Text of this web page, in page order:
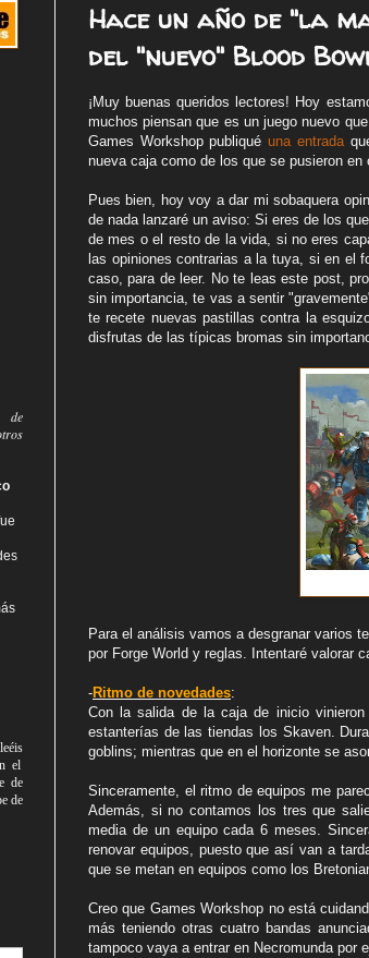
Hace un año de "la
del "nuevo" Blood
¡Muy buenas queridos lectores! Hoy
muchos piensan que es un juego nuevo
Games Workshop publiquéuna entrada
nueva caja como de los que se pusieron en
Pues bien, hoy voy a dar mi sobaquera
de nada lanzaré un aviso: Si eres de los
de mes o el resto de la vida, si no eres
las opiniones contrarias a la tuya, si en el
caso, para de leer. No te leas este post,
sin importancia, te vas a sentir
te recete nuevas pastillas contra la
disfrutas de las típicas bromas sin
Para el análisis vamos a desgranar varios
por Forge World y reglas. Intentaré valorar
-Ritmo de novedades:
Con la salida de la caja de inicio
estanterías de las tiendas los Skaven.
goblins; mientras que en el horizonte se
Sinceramente, el ritmo de equipos me
Además, si no contamos los tres que
media de un equipo cada 6 meses.
renovar equipos, puesto que así van a
que se metan en equipos como los
Creo que Games Workshop no está
más teniendo otras cuatro bandas
tampoco vaya a entrar en Necromunda por
de
leéis
el
de
de